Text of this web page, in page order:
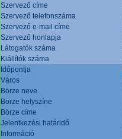
Szervező címe
Szervező telefonszáma
Szervező e-mail címe
Szervező honlapja
Látogatók száma
Kiállítók száma
Időpontja
Város
Börze neve
Börze helyszíne
Börze címe
Jelentkezési határidő
Információ